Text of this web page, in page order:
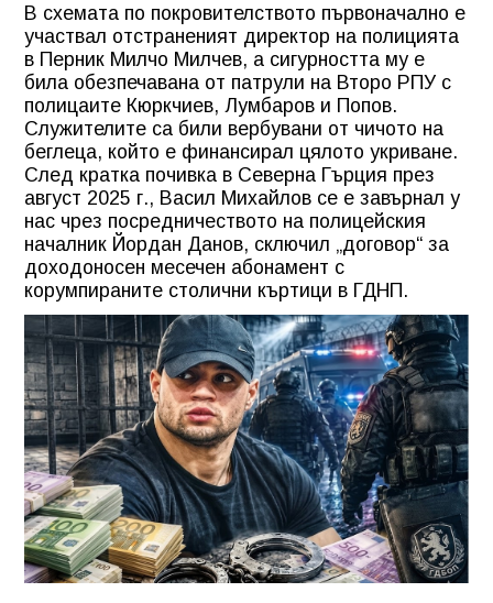
В схемата по покровителството първоначално е
участвал отстраненият директор на полицията
в Перник Милчо Милчев, а сигурността му е
била обезпечавана от патрули на Второ РПУ с
полицаите Кюркчиев, Лумбаров и Попов.
Служителите са били вербувани от чичото на
беглеца, който е финансирал цялото укриване.
След кратка почивка в Северна Гърция през
август 2025 г., Васил Михайлов се е завърнал у
нас чрез посредничеството на полицейския
началник Йордан Данов, сключил „договор“ за
доходоносен месечен абонамент с
корумпираните столични къртици в ГДНП.